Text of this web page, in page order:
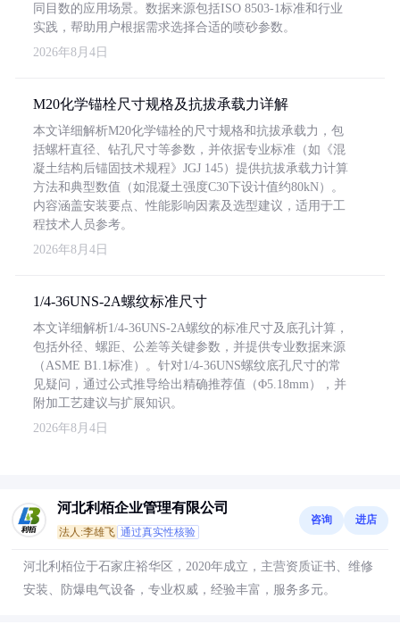
同目数的应用场景。数据来源包括ISO 8503-1标准和行业
实践，帮助用户根据需求选择合适的喷砂参数。
2026年8月4日
M20化学锚栓尺寸规格及抗拔承载力详解
本文详细解析M20化学锚栓的尺寸规格和抗拔承载力，包
括螺杆直径、钻孔尺寸等参数，并依据专业标准（如《混
凝土结构后锚固技术规程》JGJ 145）提供抗拔承载力计算
方法和典型数值（如混凝土强度C30下设计值约80kN）。
内容涵盖安装要点、性能影响因素及选型建议，适用于工
程技术人员参考。
2026年8月4日
1/4-36UNS-2A螺纹标准尺寸
本文详细解析1/4-36UNS-2A螺纹的标准尺寸及底孔计算，
包括外径、螺距、公差等关键参数，并提供专业数据来源
（ASME B1.1标准）。针对1/4-36UNS螺纹底孔尺寸的常
见疑问，通过公式推导给出精确推荐值（Φ5.18mm），并
附加工艺建议与扩展知识。
2026年8月4日
河北利栢企业管理有限公司
法人:李雄飞 通过真实性核验
咨询 进店
河北利栢位于石家庄裕华区，2020年成立，主营资质证书、维修
安装、防爆电气设备，专业权威，经验丰富，服务多元。